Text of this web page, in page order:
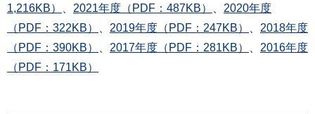
1,216KB）
2021年度（PDF：487KB）
2020年度
（PDF：322KB）
2019年度（PDF：247KB）
2018年度
（PDF：390KB）
2017年度（PDF：281KB）
2016年度
（PDF：171KB）